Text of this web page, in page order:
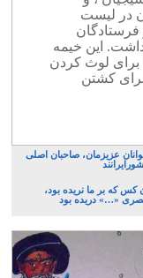
در لیست
فرستادگان
این خیمه
برای لوث کردن
کشتن
عزیزمان، صاحبان اصلی
کس که بر ما نریده بود،
«…» دریده بود